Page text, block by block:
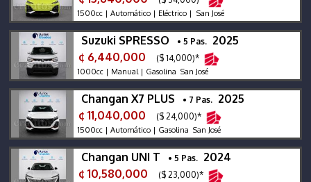
1500cc | Automático | Eléctrico | San José
Suzuki SPRESSO • 5 Pas. 2025
¢ 6,440,000
($ 14,000)*
1000cc | Manual | Gasolina San José
Changan X7 PLUS • 7 Pas. 2025
¢ 11,040,000
($ 24,000)*
1500cc | Automático | Gasolina San José
Changan UNI T • 5 Pas. 2024
¢ 10,580,000
($ 23,000)*